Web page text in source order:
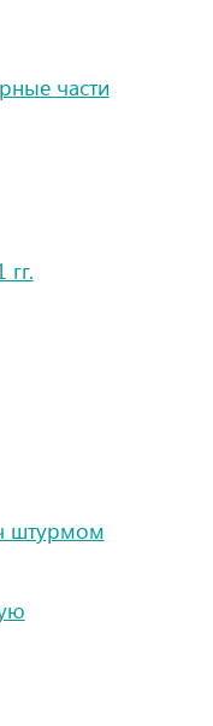
части
штурмом